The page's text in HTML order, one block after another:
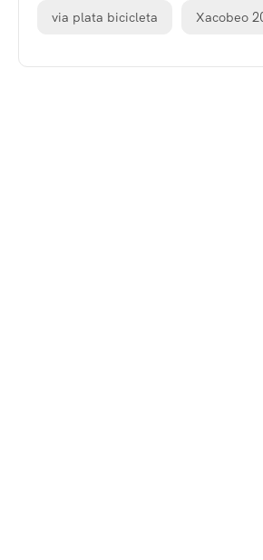
via plata bicicleta Xacobeo